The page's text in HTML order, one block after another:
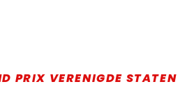
PRIX VERENIGDE STATEN